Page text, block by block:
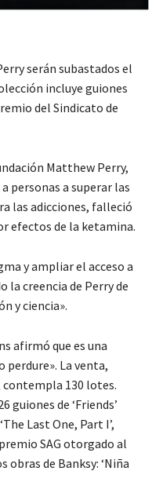
serán subastados el
incluye guiones
del Sindicato de
Matthew Perry,
personas a superar las
las adicciones, falleció
efectos de la ketamina.
y ampliar el acceso a
la creencia de Perry de
y ciencia».
afirmó que es una
perdure». La venta,
130 lotes.
guiones de ‘Friends’
Last One, Part I’,
SAG otorgado al
obras de Banksy: ‘Niña